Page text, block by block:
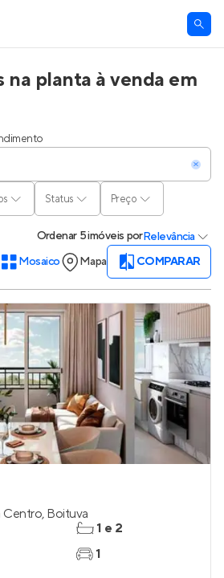
planta à venda em
Status Preço
Ordenar 5 imóveis porRelevância
Mosaico
Mapa COMPARAR
Centro, Boituva
1 e 2
1